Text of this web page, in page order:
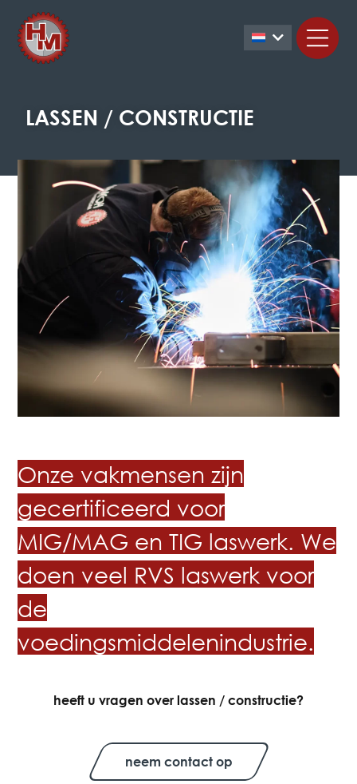
LASSEN / CONSTRUCTIE
Onze vakmensen zijn
gecertificeerd voor
MIG/MAG en TIG laswerk. We
doen veel RVS laswerk voor
de
voedingsmiddelenindustrie.
heeft u vragen over lassen / constructie?
neem contact op